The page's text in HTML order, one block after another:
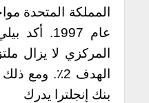
المملكة المتحدة
عام 1997.
أكد
المركزي لا يزال
الهدف 2٪.
بنك إنجلترا يدرك